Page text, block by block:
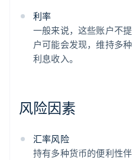
利率
一般来说，这些账户不
户可能会发现，维持多
利息收入。
风险因素
汇率风险
持有多种货币的便利性